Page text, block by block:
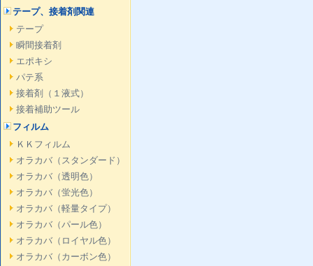
テープ、接着剤関連
テープ
瞬間接着剤
エポキシ
パテ系
接着剤（１液式）
接着補助ツール
フィルム
ＫＫフィルム
オラカバ（スタンダード）
オラカバ（透明色）
オラカバ（蛍光色）
オラカバ（軽量タイプ）
オラカバ（パール色）
オラカバ（ロイヤル色）
オラカバ（カーボン色）